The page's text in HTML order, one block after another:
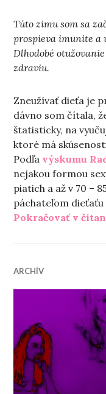
Túto zimu som sa
prospieva imunite a
Dlhodobé
zdraviu.
Zneužívať dieťa je
dávno som čítala,
štatisticky, na
ktoré má
Podľa výskumu
nejakou formou
piatich a až v 70 –
páchateľom dieťaťu
Pokračovať v
ARCHÍV